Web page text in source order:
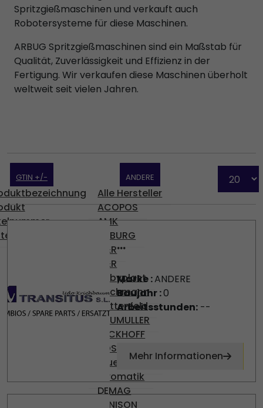
Spritzgießmaschinen und verkauft auch
Robotersysteme für diese Maschinen.
ARBUG Spritzgießmaschinen sind ein Maßstab für
Qualität, Zuverlässigkeit und Effizienz in der
Fertigung. Wir verkaufen diese Maschinen überholt
weltweit seit vielen Jahren.
GTIN +/- ANDERE
Alle Hersteller
ACOPOS
AMK
ARBURG
B&R
B&R
Babyplast
Bachmann
Battenfeld
BAUMULLER
BECKHOFF
BOSCH
Brueninghaus
Hydromatik
DEMAG
DENISON
...
Marke :ANDERE
Baujahr :0
Arbeitsstunden:--
Mehr Informationen